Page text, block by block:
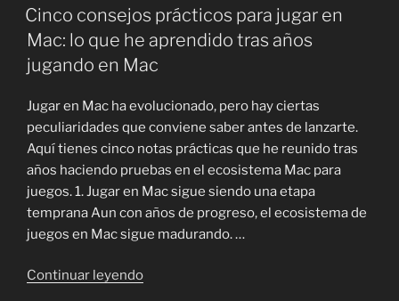
EL
Cinco consejos prácticos para jugar en
Mac: lo que he aprendido tras años
jugando en Mac
Jugar en Mac ha evolucionado, pero hay ciertas
peculiaridades que conviene saber antes de lanzarte.
Aquí tienes cinco notas prácticas que he reunido tras
años haciendo pruebas en el ecosistema Mac para
juegos. 1. Jugar en Mac sigue siendo una etapa
temprana Aun con años de progreso, el ecosistema de
juegos en Mac sigue madurando. …
Continuar leyendo«Cinco